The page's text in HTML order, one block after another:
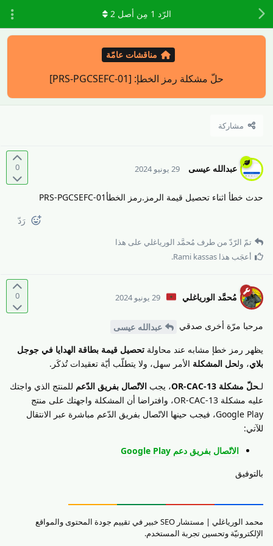
مناقشات عامّة
حلّ مشكلة رمز الخطإ: [PRS-PGCSEFC-01]
مشاركة
الرّد 1 مِن أصل2
0 عبدالله عيسى 29 يونيو 2024
حدث خطأ اثناء تحصيل قيمة الرمز.رمز الخطأPRS-PGCSEFC-01
رَدّ
تمّ الرّدّ من طرف مُحمَّد الورياغلي على هذا
أعجَب هذا Rami kassas
.
0 مُحمَّد الورياغلي 29 يونيو 2024
مرحبا مرّة أخرى صدقي
عبدالله عيسى
يظهر رمز خطإ مشابه عند محاولة تحصيل قيمة بطاقة الهدايا في جوجل
بلاي، ولحل المشكلة الأمر سهل، ولا يتطلّب أيّة تعقيدات تُذكَر.
لـحلّ مشكلة OR-CAC-13 ، يجب الاتّصال بفريق الدّعم للمنتج الذي واجتك
عليه مشكلة OR-CAC-13، وافتراضا أن المشكلة واجهتك على منتج
Google Play، فيجب حينها الاتّصال بفريق الدّعم مباشرة عبر الانتقال
للآتي:
الاتّصال بفريق دعم Google Play
بالتوفيق
محمد الورياغلي | مستشار SEO خبير في تقييم جودة المحتوى والمواقع
الإلكترونيّة وتحسين تجربة المستخدم.